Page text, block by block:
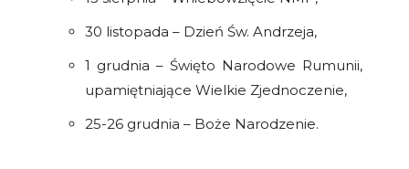
30 listopada – Dzień Św. Andrzeja,
1 grudnia – Święto Narodowe Rumunii,
upamiętniające Wielkie Zjednoczenie,
25-26 grudnia – Boże Narodzenie.